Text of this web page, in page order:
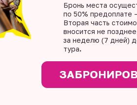
Бронь места
по 50% предоплате
Вторая часть
вносится не
за неделю (7 дней)
тура.